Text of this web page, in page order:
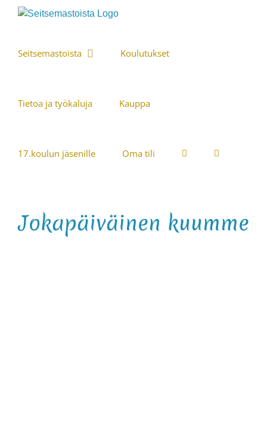
Skip
Seitsemastoista Koulutukset
Tietoa ja työkaluja Kauppa
17.koulun jäsenille Oma tili
Jokapäiväinen kuumme